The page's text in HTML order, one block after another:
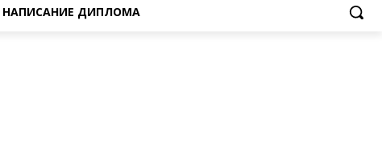
НАПИСАНИЕ ДИПЛОМА